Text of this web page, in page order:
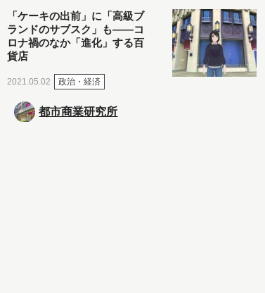
「ケーキの出前」に「高級ブ
ランドのサブスク」も――コ
ロナ禍のなか「進化」する百
貨店
2021.05.02 政治・経済
都市商業研究所